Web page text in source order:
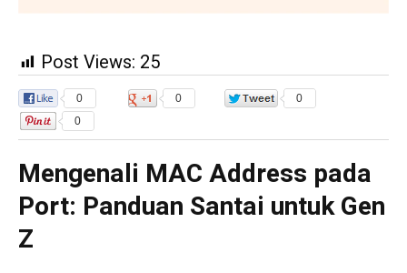
Post Views: 25
0 0
0
0
Mengenali MAC Address pada
Port: Panduan Santai untuk Gen
Z